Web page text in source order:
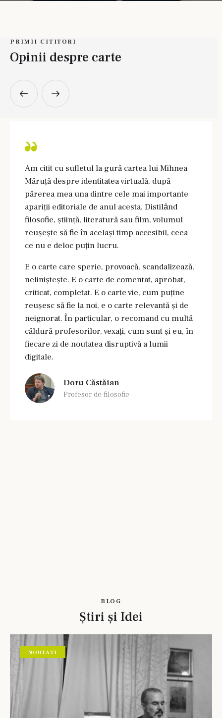
PRIMII CITITORI
Opinii despre carte
Am citit cu sufletul la gură cartea lui Mihnea
Măruţă despre identitatea virtuală, după
părerea mea una dintre cele mai importante
apariţii editoriale de anul acesta. Distilȃnd
filosofie, ştiinţă, literatură sau film, volumul
reuşeşte să fie în acelaşi timp accesibil, ceea
ce nu e deloc puţin lucru.
E o carte care sperie, provoacă, scandalizează,
nelinişteşte. E o carte de comentat, aprobat,
criticat, completat. E o carte vie, cum puţine
reuşesc să fie la noi, e o carte relevantă şi de
neignorat. În particular, o recomand cu multă
căldură profesorilor, vexaţi, cum sunt şi eu, în
fiecare zi de noutatea disruptivă a lumii
digitale.
Doru Căstăian
Profesor de filosofie
BLOG
Știri și Idei
NOUTATI